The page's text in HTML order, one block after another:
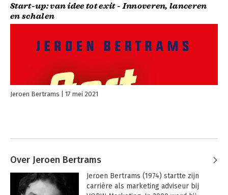
Start-up: van idee tot exit - Innoveren, lanceren
en schalen
Jeroen Bertrams 17 mei 2021
Over Jeroen Bertrams
Jeroen Bertrams (1974) startte zijn
carrière als marketing adviseur bij